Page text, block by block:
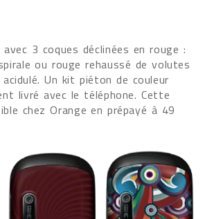
3 coques déclinées en rouge :
ou rouge rehaussé de volutes
Un kit piéton de couleur
livré avec le téléphone. Cette
chez Orange en prépayé à 49